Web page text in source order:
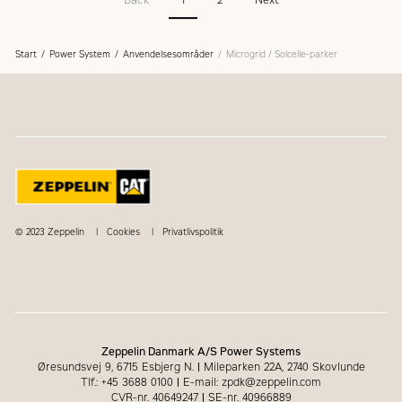
Start Power System Anvendelsesområder Microgrid / Solcelle-parker
© 2023 Zeppelin Cookies Privatlivspolitik
Zeppelin Danmark A/S Power Systems
Øresundsvej 9, 6715 Esbjerg N.
Mileparken 22A, 2740 Skovlunde
Tlf.: +45 3688 0100
E-mail: zpdk@zeppelin.com
CVR-nr. 40649247
SE-nr. 40966889